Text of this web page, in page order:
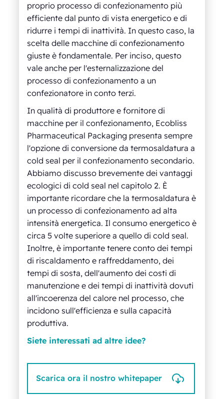
proprio processo di confezionamento più
efficiente dal punto di vista energetico e di
ridurre i tempi di inattività. In questo caso, la
scelta delle macchine di confezionamento
giuste è fondamentale. Per inciso, questo
vale anche per l'esternalizzazione del
processo di confezionamento a un
confezionatore in conto terzi.
In qualità di produttore e fornitore di
macchine per il confezionamento, Ecobliss
Pharmaceutical Packaging presenta sempre
l'opzione di conversione da termosaldatura a
cold seal per il confezionamento secondario.
Abbiamo discusso brevemente dei vantaggi
ecologici di cold seal nel capitolo 2. È
importante ricordare che la termosaldatura è
un processo di confezionamento ad alta
intensità energetica. Il consumo energetico è
circa 5 volte superiore a quello di cold seal.
Inoltre, è importante tenere conto dei tempi
di riscaldamento e raffreddamento, dei
tempi di sosta, dell'aumento dei costi di
manutenzione e dei tempi di inattività dovuti
all'incoerenza del calore nel processo, che
incidono sull'efficienza e sulla capacità
produttiva.
Siete interessati ad altre idee?
Scarica ora il nostro whitepaper